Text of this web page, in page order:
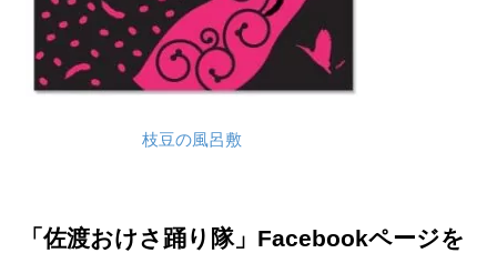
枝豆の風呂敷
「佐渡おけさ踊り隊」Facebookページを